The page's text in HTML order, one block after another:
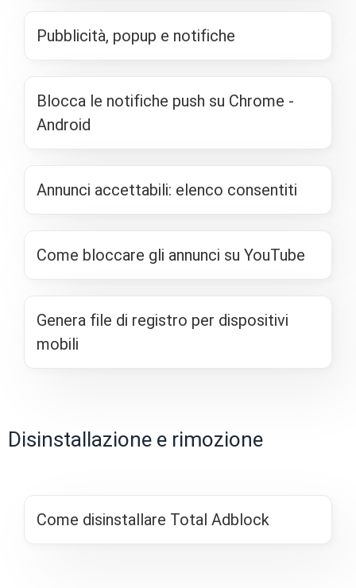
Pubblicità, popup e notifiche
Blocca le notifiche push su Chrome -
Android
Annunci accettabili: elenco consentiti
Come bloccare gli annunci su YouTube
Genera file di registro per dispositivi
mobili
Disinstallazione e rimozione
Come disinstallare Total Adblock